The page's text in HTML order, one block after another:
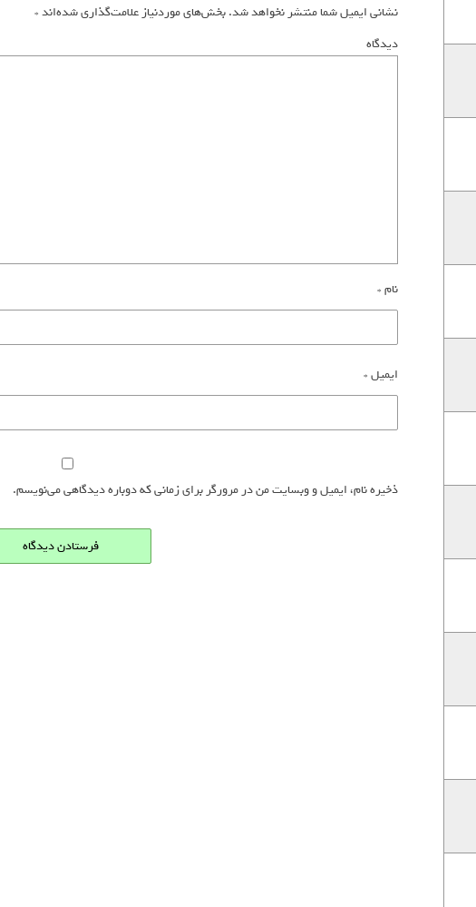
نشانی ایمیل شما منتشر نخواهد شد.بخش‌های موردنیاز علامت‌گذاری شده‌اند*
دیدگاه
نام*
ایمیل*
ذخیره نام، ایمیل و وبسایت من در مرورگر برای زمانی که دوباره دیدگاهی می‌نویسم.